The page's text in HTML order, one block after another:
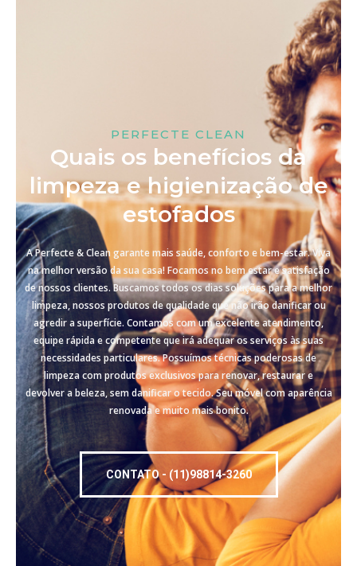
PERFECTE CLEAN
Quais os benefícios da
limpeza e higienização de
estofados
A Perfecte & Clean garante mais saúde, conforto e bem-estar. Viva
na melhor versão da sua casa! Focamos no bem estar e satisfação
de nossos clientes. Buscamos todos os dias soluções para a melhor
limpeza, nossos produtos de qualidade que não irão danificar ou
agredir a superfície. Contamos com um excelente atendimento,
equipe rápida e competente que irá adequar os serviços às suas
necessidades particulares. Possuímos técnicas poderosas de
limpeza com produtos exclusivos para renovar, restaurar e
devolver a beleza, sem danificar o tecido. Seu móvel com aparência
renovada e muito mais bonito.
CONTATO - (11)98814-3260